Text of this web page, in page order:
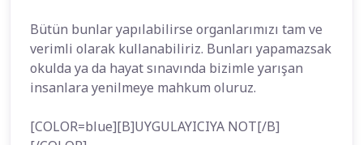
Bütün bunlar yapılabilirse organlarımızı tam ve
verimli olarak kullanabiliriz. Bunları yapamazsak
okulda ya da hayat sınavında bizimle yarışan
insanlara yenilmeye mahkum oluruz.
[COLOR=blue][B]UYGULAYICIYA NOT[/B]